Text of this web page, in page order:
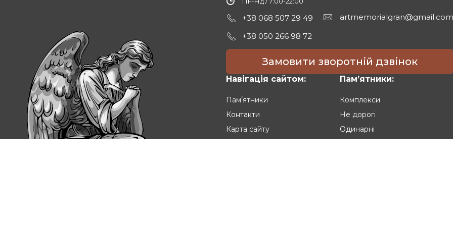
+38 068 507 29 49
+38 050 266 98 72
artmemorialgran@gmail.com
Замовити зворотній дзвінок
Навігація сайтом:
Памʼятники
Контакти
Карта сайту
Памʼятники:
Комплекси
Не дорогі
Одинарні